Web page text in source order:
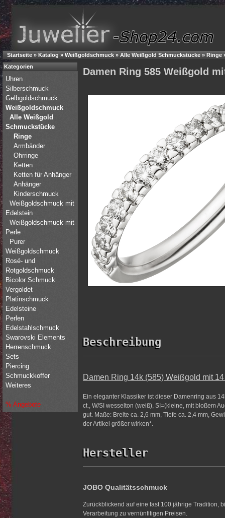
Startseite » Katalog » Weißgoldschmuck » Alle Weißgold Schmuckstücke » Ringe
Damen Ring 585 Weißgold
Beschreibung
Damen Ring 14k (585) Weißgold mit
Ein eleganter Klassiker ist dieser Damenring aus
ct., W/SI wesselton (weiß), SI=(kleine, mit bloßem
gut. Maße: Breite ca. 2,6 mm, Tiefe ca. 2,4 mm,
der Artikel größer wirken*.
Hersteller
JOBO Qualitätsschmuck
Zurückblickend auf eine fast 100 jährige Tradition,
Verarbeitung zu vernünfitigen Preisen.
Kategorien
Uhren
Silberschmuck
Gelbgoldschmuck
Weißgoldschmuck
Alle Weißgold
Schmuckstücke
Ringe
Armbänder
Ohrringe
Ketten
Ketten für Anhänger
Anhänger
Kinderschmuck
Weißgoldschmuck mit
Edelstein
Weißgoldschmuck mit
Perle
Purer
Weißgoldschmuck
Rosé- und
Rotgoldschmuck
Bicolor Schmuck
Vergoldet
Platinschmuck
Edelsteine
Perlen
Edelstahlschmuck
Swarovski Elements
Herrenschmuck
Sets
Piercing
Schmuckkoffer
Weiteres
% Angebote